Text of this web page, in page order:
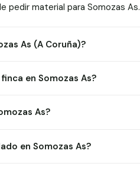
pedir material para Somozas As.
As (A Coruña)?
en Somozas As?
As?
en Somozas As?